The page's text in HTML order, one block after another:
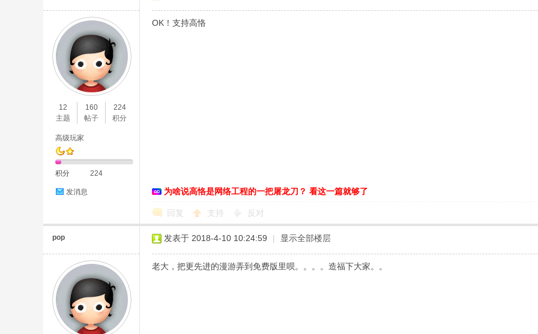
12
主题
160
帖子
224
积分
高级玩家
积分 224
发消息
OK！支持高恪
为啥说高恪是网络工程的一把屠龙刀？ 看这一篇就够了
回复 支持 反对
pop 发表于 2018-4-10 10:24:59 | 显示全部楼层
老大，把更先进的漫游弄到免费版里呗。。。。造福下大家。。